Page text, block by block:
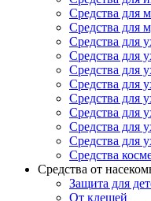
Средства для
Средства для
Средства для
Средства для
Средства для
Средства для
Средства для
Средства для
Средства для
Средства для
Средства
Средства от
Защита для
От клещей